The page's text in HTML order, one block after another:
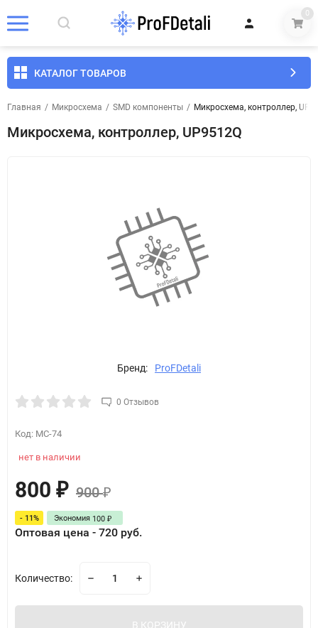
0
КАТАЛОГ ТОВАРОВ
Главная / Микросхема / SMD компоненты / Микросхема, контроллер,
Микросхема, контроллер, UP9512Q
Бренд: ProFDetali
0 Отзывов
Код: MC-74
нет в наличии
800 ₽ 900₽
- 11% Экономия 100 ₽
Оптовая цена - 720 руб.
Количество:
В КОРЗИНУ